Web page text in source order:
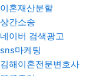
이혼재산분할
상간소송
네이버 검색광고
sns마케팅
김해이혼전문변호사